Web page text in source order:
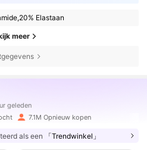
Elastaan
meer
7.1M Opnieuw kopen
als een 「Trendwinkel」